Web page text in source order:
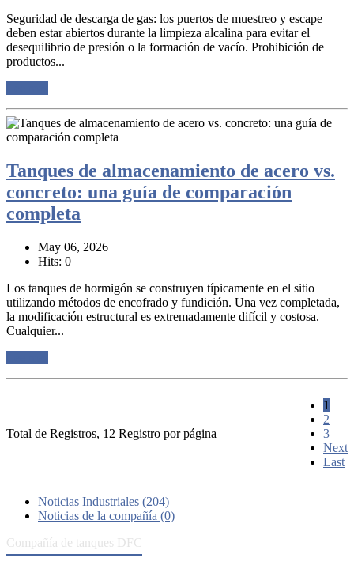
Seguridad de descarga de gas: los puertos de muestreo y escape
deben estar abiertos durante la limpieza alcalina para evitar el
desequilibrio de presión o la formación de vacío. Prohibición de
productos...
Tanques de almacenamiento de acero vs.
concreto: una guía de comparación
completa
May 06, 2026
Hits: 0
Los tanques de hormigón se construyen típicamente en el sitio
utilizando métodos de encofrado y fundición. Una vez completada,
la modificación estructural es extremadamente difícil y costosa.
Cualquier...
Total de Registros, 12 Registro por página
1
2
3
Next
Last
Noticias Industriales (204)
Noticias de la compañía (0)
Compañía de tanques DFC